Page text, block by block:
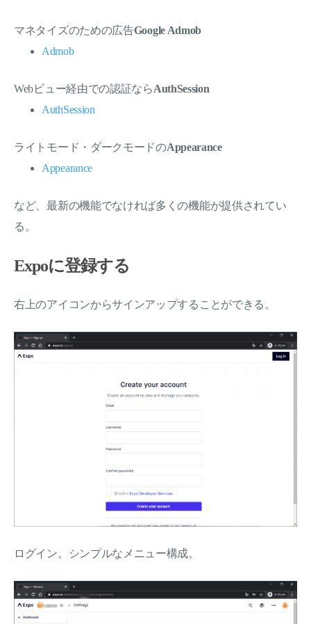
マネタイズのための広告Google Admob
Admob
Webビュー経由での認証ならAuthSession
AuthSession
ライトモード・ダークモードのAppearance
Appearance
など、最新の機能でなければ多くの機能が提供されてい
る。
Expoに登録する
右上のアイコンからサインアップすることができる。
ログイン。シンプルなメニュー構成。